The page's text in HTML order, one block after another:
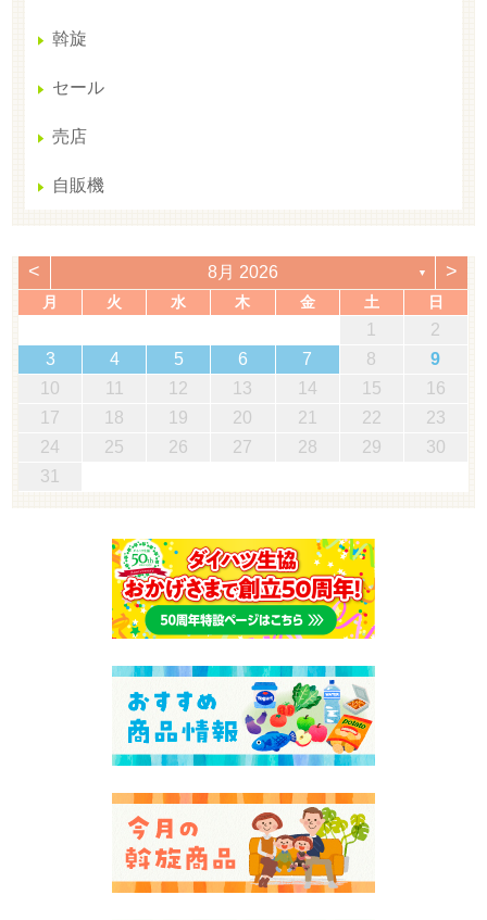
斡旋
セール
売店
自販機
< 8月 2026 ▼ >
月 火 水 木 金 土 日
1
2
3
4 5 6 7 8
9
10
11 12 13 14 15
16
17
18 19 20 21 22
23
24
25 26 27 28 29
30
31